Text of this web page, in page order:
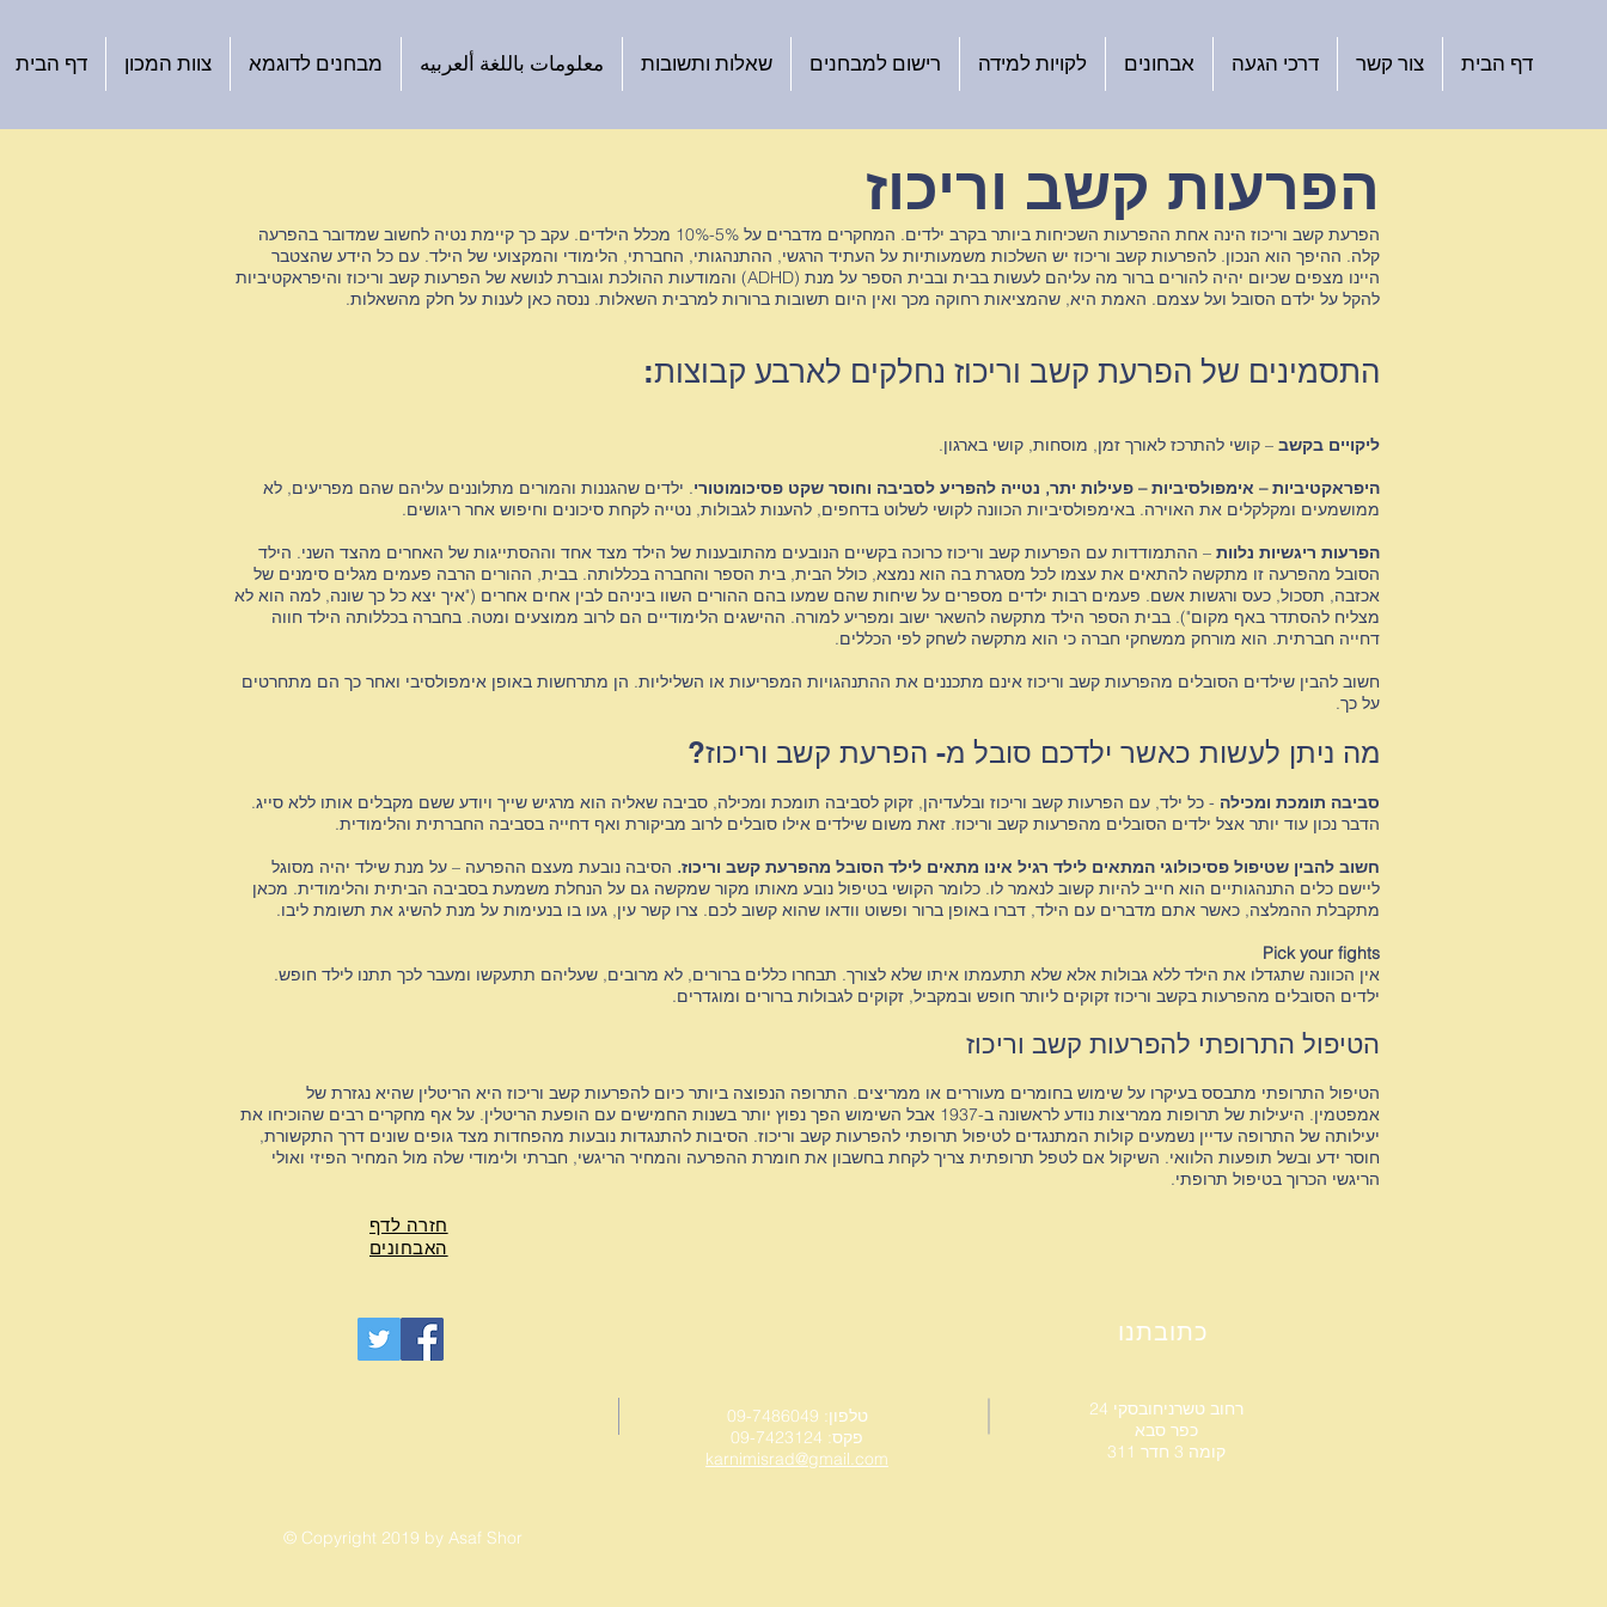
דף הבית צוות המכון מבחנים לדוגמא معلومات باللغة ألعربيه שאלות ותשובות רישום למבחנים לקויות למידה אבחונים דרכי הגעה צור קשר דף הבית
הפרעות קשב וריכוז
הפרעת קשב וריכוז הינה אחת ההפרעות השכיחות ביותר בקרב ילדים. המחקרים מדברים על 5%-10% מכלל הילדים. עקב כך קיימת נטיה לחשוב שמדובר בהפרעה
קלה. ההיפך הוא הנכון. להפרעות קשב וריכוז יש השלכות משמעותיות על העתיד הרגשי, ההתנהגותי, החברתי, הלימודי והמקצועי של הילד. עם כל הידע שהצטבר
והמודעות ההולכת וגוברת לנושא של הפרעות קשב וריכוז והיפראקטיביות (ADHD) היינו מצפים שכיום יהיה להורים ברור מה עליהם לעשות בבית ובבית הספר על מנת
להקל על ילדם הסובל ועל עצמם. האמת היא, שהמציאות רחוקה מכך ואין היום תשובות ברורות למרבית השאלות. ננסה כאן לענות על חלק מהשאלות.
התסמינים של הפרעת קשב וריכוז נחלקים לארבע קבוצות:
ליקויים בקשב – קושי להתרכז לאורך זמן, מוסחות, קושי בארגון.
היפראקטיביות – אימפולסיביות – פעילות יתר, נטייה להפריע לסביבה וחוסר שקט פסיכומוטורי. ילדים שהגננות והמורים מתלוננים עליהם שהם מפריעים, לא
ממושמעים ומקלקלים את האוירה. באימפולסיביות הכוונה לקושי לשלוט בדחפים, להענות לגבולות, נטייה לקחת סיכונים וחיפוש אחר ריגושים.
הפרעות ריגשיות נלוות – ההתמודדות עם הפרעות קשב וריכוז כרוכה בקשיים הנובעים מהתובענות של הילד מצד אחד וההסתייגות של האחרים מהצד השני. הילד
הסובל מהפרעה זו מתקשה להתאים את עצמו לכל מסגרת בה הוא נמצא, כולל הבית, בית הספר והחברה בכללותה. בבית, ההורים הרבה פעמים מגלים סימנים של
אכזבה, תסכול, כעס ורגשות אשם. פעמים רבות ילדים מספרים על שיחות שהם שמעו בהם ההורים השוו ביניהם לבין אחים אחרים ("איך יצא כל כך שונה, למה הוא לא
מצליח להסתדר באף מקום"). בבית הספר הילד מתקשה להשאר ישוב ומפריע למורה. ההישגים הלימודיים הם לרוב ממוצעים ומטה. בחברה בכללותה הילד חווה
דחייה חברתית. הוא מורחק ממשחקי חברה כי הוא מתקשה לשחק לפי הכללים.
חשוב להבין שילדים הסובלים מהפרעות קשב וריכוז אינם מתכננים את ההתנהגויות המפריעות או השליליות. הן מתרחשות באופן אימפולסיבי ואחר כך הם מתחרטים
על כך.
מה ניתן לעשות כאשר ילדכם סובל מ- הפרעת קשב וריכוז?
סביבה תומכת ומכילה - כל ילד, עם הפרעות קשב וריכוז ובלעדיהן, זקוק לסביבה תומכת ומכילה, סביבה שאליה הוא מרגיש שייך ויודע ששם מקבלים אותו ללא סייג.
הדבר נכון עוד יותר אצל ילדים הסובלים מהפרעות קשב וריכוז. זאת משום שילדים אילו סובלים לרוב מביקורת ואף דחייה בסביבה החברתית והלימודית.
חשוב להבין שטיפול פסיכולוגי המתאים לילד רגיל אינו מתאים לילד הסובל מהפרעת קשב וריכוז. הסיבה נובעת מעצם ההפרעה – על מנת שילד יהיה מסוגל
ליישם כלים התנהגותיים הוא חייב להיות קשוב לנאמר לו. כלומר הקושי בטיפול נובע מאותו מקור שמקשה גם על הנחלת משמעת בסביבה הביתית והלימודית. מכאן
מתקבלת ההמלצה, כאשר אתם מדברים עם הילד, דברו באופן ברור ופשוט וודאו שהוא קשוב לכם. צרו קשר עין, געו בו בנעימות על מנת להשיג את תשומת ליבו.
Pick your fights
אין הכוונה שתגדלו את הילד ללא גבולות אלא שלא תתעמתו איתו שלא לצורך. תבחרו כללים ברורים, לא מרובים, שעליהם תתעקשו ומעבר לכך תתנו לילד חופש.
ילדים הסובלים מהפרעות בקשב וריכוז זקוקים ליותר חופש ובמקביל, זקוקים לגבולות ברורים ומוגדרים.
הטיפול התרופתי להפרעות קשב וריכוז
הטיפול התרופתי מתבסס בעיקרו על שימוש בחומרים מעוררים או ממריצים. התרופה הנפוצה ביותר כיום להפרעות קשב וריכוז היא הריטלין שהיא נגזרת של
אמפטמין. היעילות של תרופות ממריצות נודע לראשונה ב-1937 אבל השימוש הפך נפוץ יותר בשנות החמישים עם הופעת הריטלין. על אף מחקרים רבים שהוכיחו את
יעילותה של התרופה עדיין נשמעים קולות המתנגדים לטיפול תרופתי להפרעות קשב וריכוז. הסיבות להתנגדות נובעות מהפחדות מצד גופים שונים דרך התקשורת,
חוסר ידע ובשל תופעות הלוואי. השיקול אם לטפל תרופתית צריך לקחת בחשבון את חומרת ההפרעה והמחיר הריגשי, חברתי ולימודי שלה מול המחיר הפיזי ואולי
הריגשי הכרוך בטיפול תרופתי.
חזרה לדף
האבחונים
כתובתנו
טלפון: 09-7486049
פקס: 09-7423124
karnimisrad@gmail.com
רחוב טשרניחובסקי 24
כפר סבא
קומה 3 חדר 311
© Copyright 2019 by Asaf Shor